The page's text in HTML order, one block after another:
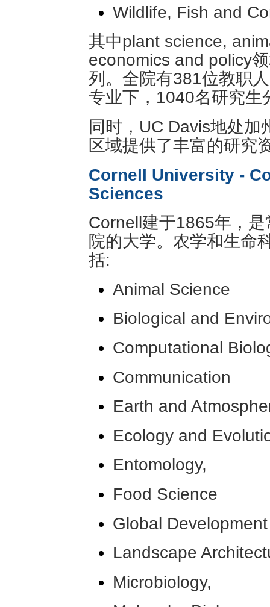
Wildlife, Fish and
其中plant science,
economics and policy
列。全院有381位教职
专业下，1040名研究生
同时，UC Davis地处加
区域提供了丰富的研究
Cornell University -
Sciences
Cornell建于1865年，
院的大学。农学和生命
括:
Animal Science
Biological and
Computational
Communication
Earth and
Ecology and
Entomology,
Food Science
Global Development
Landscape
Microbiology,